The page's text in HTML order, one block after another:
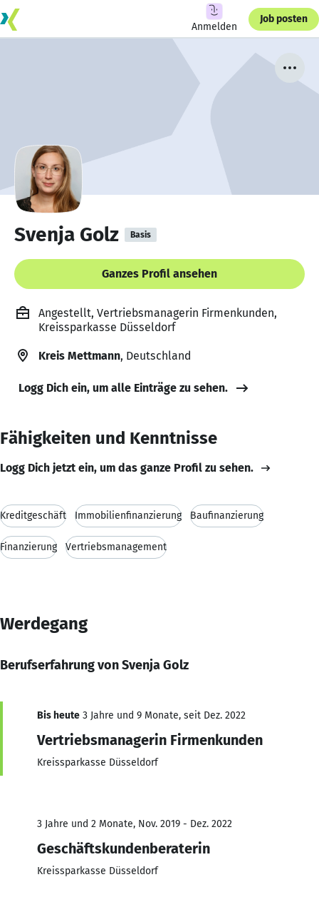
Anmelden
Job posten
Svenja Golz Basis
Ganzes Profil ansehen
Angestellt, Vertriebsmanagerin Firmenkunden,
Kreissparkasse Düsseldorf
Kreis Mettmann, Deutschland
Logg Dich ein, um alle Einträge zu sehen.
Fähigkeiten und Kenntnisse
Logg Dich jetzt ein, um das ganze Profil zu sehen.
Kreditgeschäft Immobilienfinanzierung Baufinanzierung
Finanzierung Vertriebsmanagement
Werdegang
Berufserfahrung von Svenja Golz
Bis heute 3 Jahre und 9 Monate, seit Dez. 2022
Vertriebsmanagerin Firmenkunden
Kreissparkasse Düsseldorf
3 Jahre und 2 Monate, Nov. 2019 - Dez. 2022
Geschäftskundenberaterin
Kreissparkasse Düsseldorf